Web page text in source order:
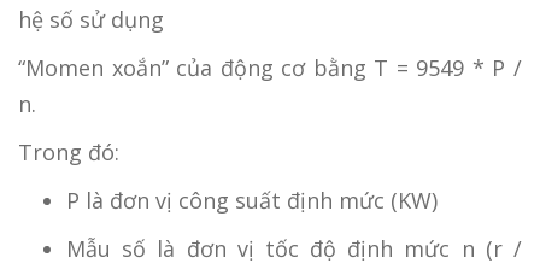
hệ số sử dụng
“Momen xoắn” của động cơ bằng T = 9549 * P /
n.
Trong đó:
P là đơn vị công suất định mức (KW)
Mẫu số là đơn vị tốc độ định mức n (r /